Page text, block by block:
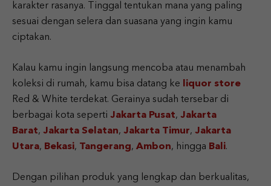
karakter rasanya. Tinggal tentukan mana yang paling
sesuai dengan selera dan suasana yang ingin kamu
ciptakan.
Kalau kamu ingin langsung mencoba atau menambah
koleksi di rumah, kamu bisa datang ke
liquor store
Red & White terdekat. Gerainya sudah tersebar di
berbagai kota seperti Jakarta Pusat, Jakarta
Barat, Jakarta Selatan, Jakarta Timur, Jakarta
Utara, Bekasi, Tangerang, Ambon, hingga Bali.
Dengan pilihan produk yang lengkap dan berkualitas,